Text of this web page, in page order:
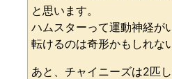
と思います。
ハムスターって運動神経が
転けるのは奇形かもしれな
あと、チャイニーズは2匹